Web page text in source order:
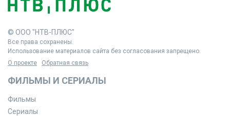
© ООО "НТВ-ПЛЮС"
Все права сохранены.
Использование материалов сайта без согласования запрещено.
О проекте
Обратная связь
ФИЛЬМЫ И СЕРИАЛЫ
Фильмы
Сериалы